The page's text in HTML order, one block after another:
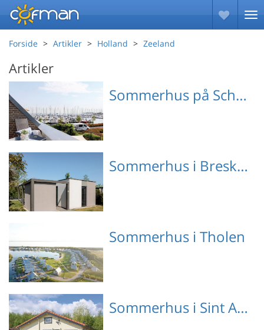
Forside Artikler Holland Zeeland
Artikler
Sommerhus på Schouwen Duiveland
Emne nr.: 141-HZE043 Sommerhus i Breskens
Sommerhus i Tholen
Emne nr.: 314-
NL4691.106.1
Sommerhus i Sint Annaland